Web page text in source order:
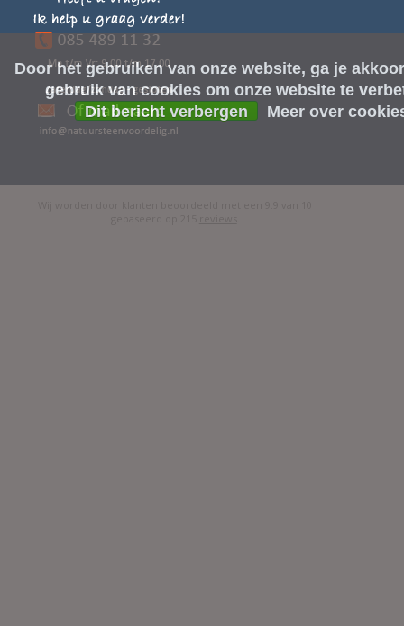
Door het gebruiken van onze website, ga je
gebruik van cookies om onze website te
Dit bericht verbergen
Meer over